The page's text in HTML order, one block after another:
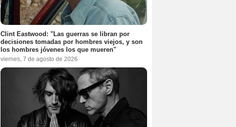
Clint Eastwood: "Las guerras se libran por
decisiones tomadas por hombres viejos, y son
los hombres jóvenes los que mueren"
viernes, 7 de agosto de 2026